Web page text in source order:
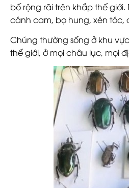
bố rộng rãi trên khắp thế
cánh cam, bọ hung, xén
Chúng thường sống ở khu
thế giới, ở mọi châu lục, mọi